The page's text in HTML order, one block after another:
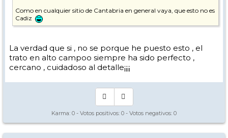
Como en cualquier sitio de Cantabria en general vaya, que esto no es
Cadiz
La verdad que si , no se porque he puesto esto , el
trato en alto campoo siempre ha sido perfecto ,
cercano , cuidadoso al detalle¡¡¡¡
Karma: 0 - Votos positivos: 0 - Votos negativos: 0